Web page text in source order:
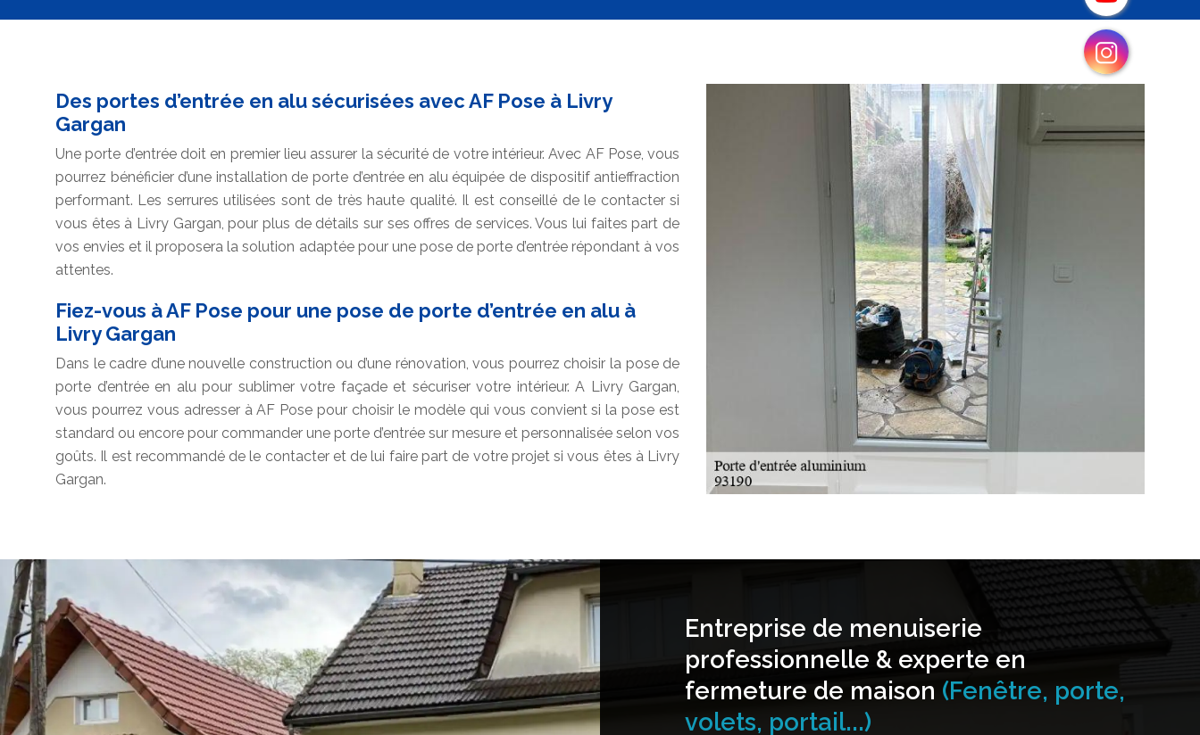
Des portes d’entrée en alu sécurisées avec AF Pose à Livry
Gargan
Une porte d’entrée doit en premier lieu assurer la sécurité de votre intérieur. Avec AF Pose, vous
pourrez bénéficier d’une installation de porte d’entrée en alu équipée de dispositif antieffraction
performant. Les serrures utilisées sont de très haute qualité. Il est conseillé de le contacter si
vous êtes à Livry Gargan, pour plus de détails sur ses offres de services. Vous lui faites part de
vos envies et il proposera la solution adaptée pour une pose de porte d’entrée répondant à vos
attentes.
Fiez-vous à AF Pose pour une pose de porte d’entrée en alu à
Livry Gargan
Dans le cadre d’une nouvelle construction ou d’une rénovation, vous pourrez choisir la pose de
porte d’entrée en alu pour sublimer votre façade et sécuriser votre intérieur. A Livry Gargan,
vous pourrez vous adresser à AF Pose pour choisir le modèle qui vous convient si la pose est
standard ou encore pour commander une porte d’entrée sur mesure et personnalisée selon vos
goûts. Il est recommandé de le contacter et de lui faire part de votre projet si vous êtes à Livry
Gargan.
Entreprise de menuiserie
professionnelle & experte en
fermeture de maison (Fenêtre, porte,
volets, portail...)